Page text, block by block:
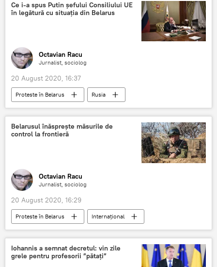
Ce i-a spus Putin șefului Consiliului UE
în legătură cu situația din Belarus
Octavian Racu
Jurnalist, sociolog
20 August 2020, 16:37
Proteste în Belarus
Rusia
Internaţional
Vladimir Putin
Charles Michel
Uniunea Europeană
Belarus
Belarusul înăsprește măsurile de
control la frontieră
Octavian Racu
Jurnalist, sociolog
20 August 2020, 16:29
Proteste în Belarus
Internaţional
Belarus
Iohannis a semnat decretul: vin zile
grele pentru profesorii ”pătați”